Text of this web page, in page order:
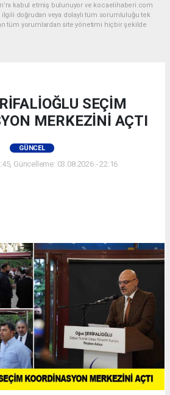
kabul etmiş bulunuyor ve kocaelihaberi.com
ilgili doğrudan veya dolaylı tüm sorumluluğu tek
tüm yorumlardan site yönetimi hiçbir şekilde
SEÇİM
MERKEZİNİ AÇTI
GÜNCEL
Güncelleme: 03.08.2026 - 22:16